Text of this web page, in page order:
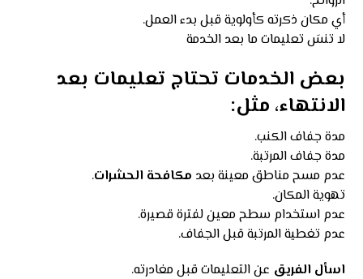
أي مكان ذكرته كأولوية قبل بدء العمل.
لا تنسَ تعليمات ما بعد الخدمة
بعض الخدمات تحتاج تعليمات بعد
الانتهاء، مثل:
مدة جفاف الكنب.
مدة جفاف المرتبة.
عدم مسح مناطق معينة بعد مكافحة الحشرات.
تهوية المكان.
عدم استخدام سطح معين لفترة قصيرة.
عدم تغطية المرتبة قبل الجفاف.
اسأل الفريق عن التعليمات قبل مغادرته.